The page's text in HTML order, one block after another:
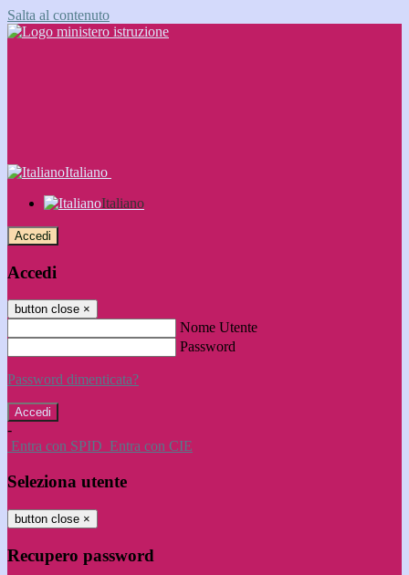
Salta al contenuto
Italiano
Italiano
Accedi
Accedi
button close ×
Nome Utente
Password
Password dimenticata?
-
Entra con SPID Entra con CIE
Seleziona utente
button close ×
Recupero password